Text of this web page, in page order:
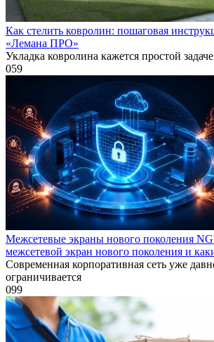
Как стелить ковролин: пошаговая
«Лемана ПРО»
Укладка ковролина кажется простой
059
Межсетевые экраны нового поколения
межсетевой экран нового поколения и
Современная корпоративная сеть уже
ограничивается
099